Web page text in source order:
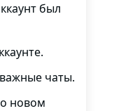
был
чаты.
новом